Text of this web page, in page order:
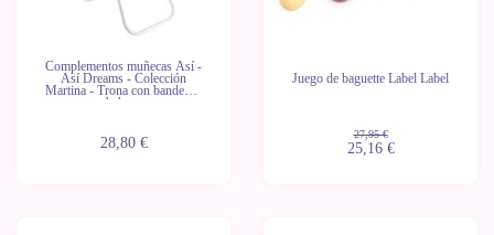
Complementos muñecas Así -
Así Dreams - Colección
Martina - Trona con bandeja y
babero
28,80 €
Juego de baguette Label Label
27,95 €
25,16 €